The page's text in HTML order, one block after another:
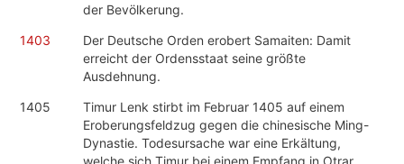
der Bevölkerung.
1403
Der Deutsche Orden erobert Samaiten: Damit
erreicht der Ordensstaat seine größte
Ausdehnung.
1405
Timur Lenk stirbt im Februar 1405 auf einem
Eroberungsfeldzug gegen die chinesische Ming-
Dynastie. Todesursache war eine Erkältung,
welche sich Timur bei einem Empfang in Otrar